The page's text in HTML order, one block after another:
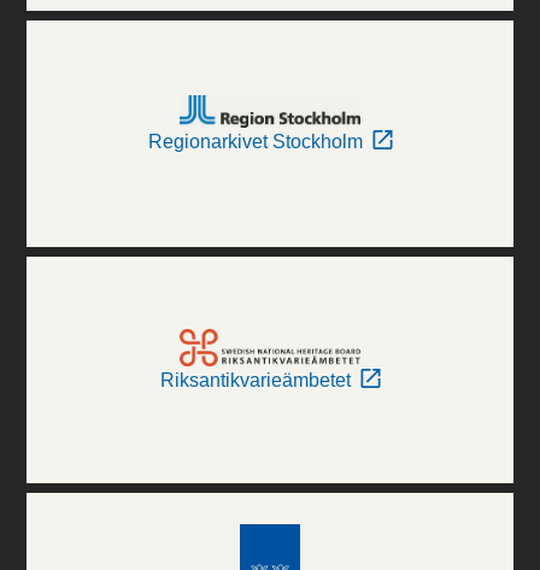
Regionarkivet Stockholm
Riksantikvarieämbetet